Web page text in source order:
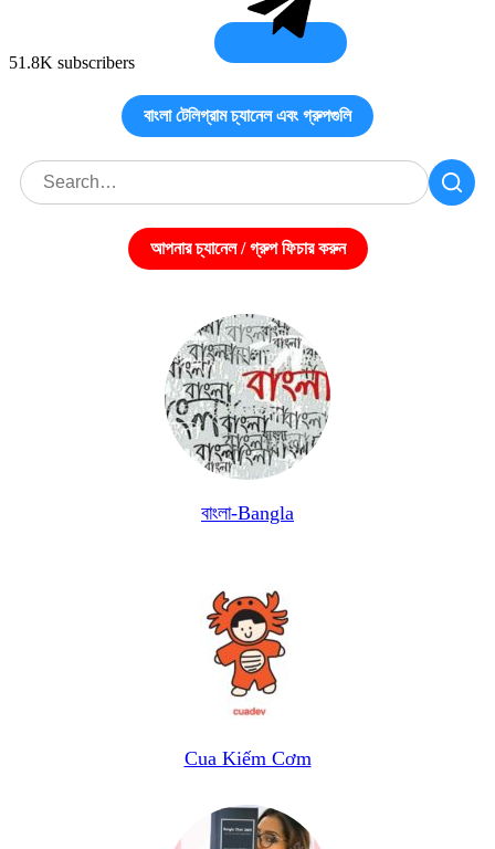
51.8K subscribers
বাংলা টেলিগ্রাম চ্যানেল এবং গ্রুপগুলি
আপনার চ্যানেল / গ্রুপ ফিচার করুন
বাংলা-Bangla
Cua Kiếm Cơm